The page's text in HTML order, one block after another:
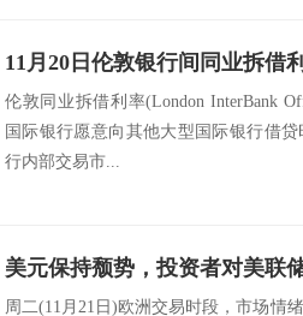
伦敦同业拆借利率(London InterBank
国际银行愿意向其他大型国际银行借
行内部交易市...
美元保持颓势，投资者对美联
周二(11月21日)欧洲交易时段，市场情